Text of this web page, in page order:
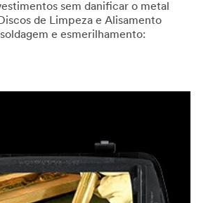
sem danificar o metal
de Limpeza e Alisamento
e esmerilhamento: